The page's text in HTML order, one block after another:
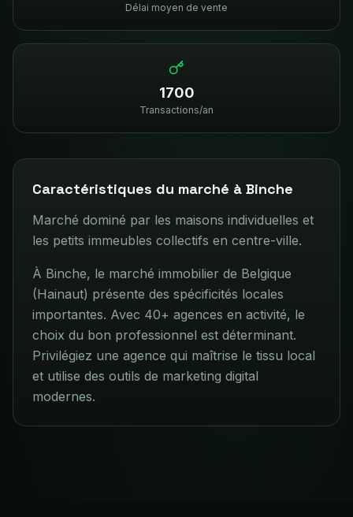
Délai moyen de vente
1700
Transactions/an
Caractéristiques du marché à Binche
Marché dominé par les maisons individuelles et
les petits immeubles collectifs en centre-ville.
À Binche, le marché immobilier de Belgique
(Hainaut) présente des spécificités locales
importantes. Avec 40+ agences en activité, le
choix du bon professionnel est déterminant.
Privilégiez une agence qui maîtrise le tissu local
et utilise des outils de marketing digital
modernes.